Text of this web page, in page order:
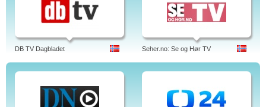
DB TV Dagbladet Seher.no: Se og Hør TV